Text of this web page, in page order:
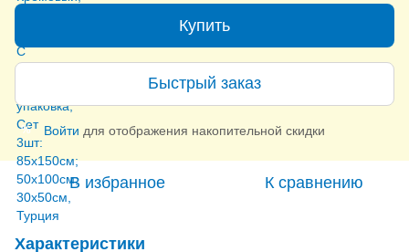
Купить
Быстрый заказ
% Войти для отображения накопительной скидки
В избранное К сравнению
Характеристики